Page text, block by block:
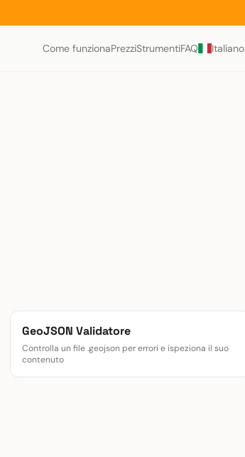
Come funzionaPrezziStrumentiFAQ Italiano
GeoJSON Validatore
Controlla un file .geojson per errori e ispeziona il suo
contenuto